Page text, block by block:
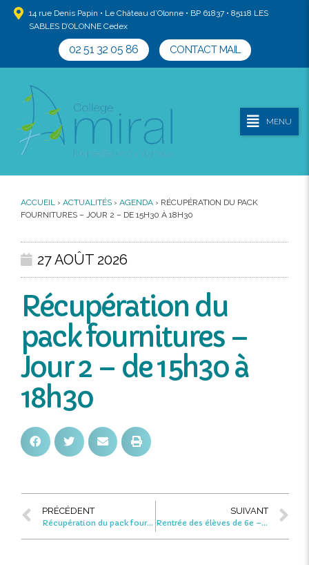
14 rue Denis Papin • Le Château d’Olonne • BP 61837 • 85118 LES
SABLES D’OLONNE Cedex
02 51 32 05 86 CONTACT MAIL
MENU
ACCUEIL › ACTUALITÉS › AGENDA › RÉCUPÉRATION DU PACK
FOURNITURES – JOUR 2 – DE 15H30 À 18H30
27 AOÛT 2026
Récupération du
pack fournitures –
Jour 2 – de 15h30 à
18h30
PRÉCÉDENT
Récupération du pack fournitures – Jour 1 – de 8h à 15h30
SUIVANT
Rentrée des élèves de 6e – 9h15